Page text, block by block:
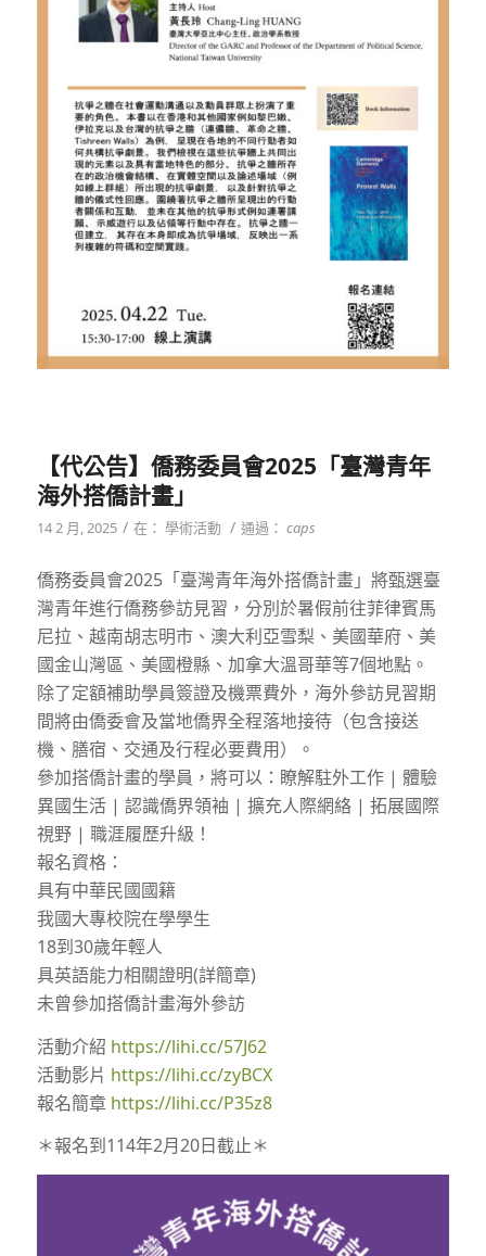
【代公告】僑務委員會2025「臺灣青年
海外搭僑計畫」
14 2 月, 2025 / 在： 學術活動 / 通過： caps
僑務委員會2025「臺灣青年海外搭僑計畫」將甄選臺
灣青年進行僑務參訪見習，分別於暑假前往菲律賓馬
尼拉、越南胡志明市、澳大利亞雪梨、美國華府、美
國金山灣區、美國橙縣、加拿大溫哥華等7個地點。
除了定額補助學員簽證及機票費外，海外參訪見習期
間將由僑委會及當地僑界全程落地接待（包含接送
機、膳宿、交通及行程必要費用）。
參加搭僑計畫的學員，將可以：瞭解駐外工作 | 體驗
異國生活 | 認識僑界領袖 | 擴充人際網絡 | 拓展國際
視野 | 職涯履歷升級！
報名資格：
具有中華民國國籍
我國大專校院在學學生
18到30歲年輕人
具英語能力相關證明(詳簡章)
未曾參加搭僑計畫海外參訪
活動介紹 https://lihi.cc/57J62
活動影片 https://lihi.cc/zyBCX
報名簡章 https://lihi.cc/P35z8
＊報名到114年2月20日截止＊